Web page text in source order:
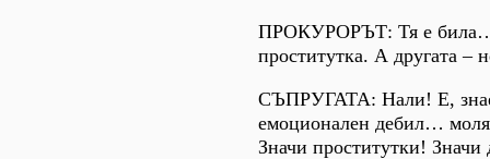
ПРОКУРОРЪТ: Тя е била…
проститутка. А другата –
СЪПРУГАТА: Нали! Е,
емоционален дебил…
Значи проститутки!